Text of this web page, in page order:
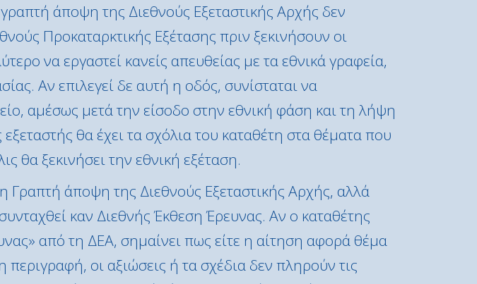
άποψη της Διεθνούς Εξεταστικής Αρχής δεν
Προκαταρκτικής Εξέτασης πριν ξεκινήσουν οι
να εργαστεί κανείς απευθείας με τα εθνικά γραφεία,
Αν επιλεγεί δε αυτή η οδός, συνίσταται να
αμέσως μετά την είσοδο στην εθνική φάση και τη λήψη
θα έχει τα σχόλια του καταθέτη στα θέματα που
ξεκινήσει την εθνική εξέταση.
Γραπτή άποψη της Διεθνούς Εξεταστικής Αρχής, αλλά
καν Διεθνής Έκθεση Έρευνας. Αν ο καταθέτης
από τη ΔΕΑ, σημαίνει πως είτε η αίτηση αφορά θέμα
περιγραφή, οι αξιώσεις ή τα σχέδια δεν πληρούν τις